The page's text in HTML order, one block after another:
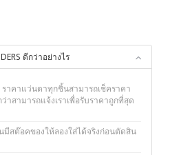
ดีกว่าอย่างไร
ราคาแว่นตาทุกชิ้นสามารถเช็คราคา
าสามารถแจ้งเราเพื่อรับราคาถูกที่สุด
มีสต๊อคของให้ลองใส่ได้จริงก่อนตัดสิน